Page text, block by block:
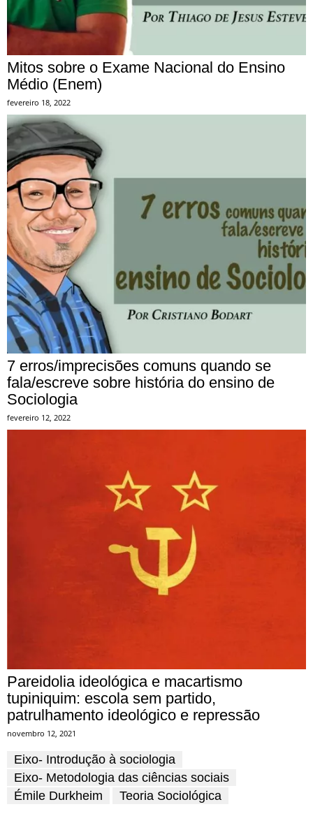
Mitos sobre o Exame Nacional do Ensino
Médio (Enem)
fevereiro 18, 2022
7 erros/imprecisões comuns quando se
fala/escreve sobre história do ensino de
Sociologia
fevereiro 12, 2022
Pareidolia ideológica e macartismo
tupiniquim: escola sem partido,
patrulhamento ideológico e repressão
novembro 12, 2021
Eixo- Introdução à sociologia
Eixo- Metodologia das ciências sociais
Émile Durkheim
Teoria Sociológica